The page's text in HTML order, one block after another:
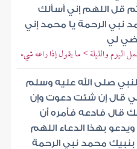
قل اللهم إني أسألك
نبي الرحمة يا محمد إني
لي
والليلة > ما يقول إذا راعه شيء
النبي صلى الله عليه وسلم
قال إن شئت دعوت وإن
قال فادعه فأمره أن
بهذا الدعاء اللهم
بنبيك محمد نبي الرحمة